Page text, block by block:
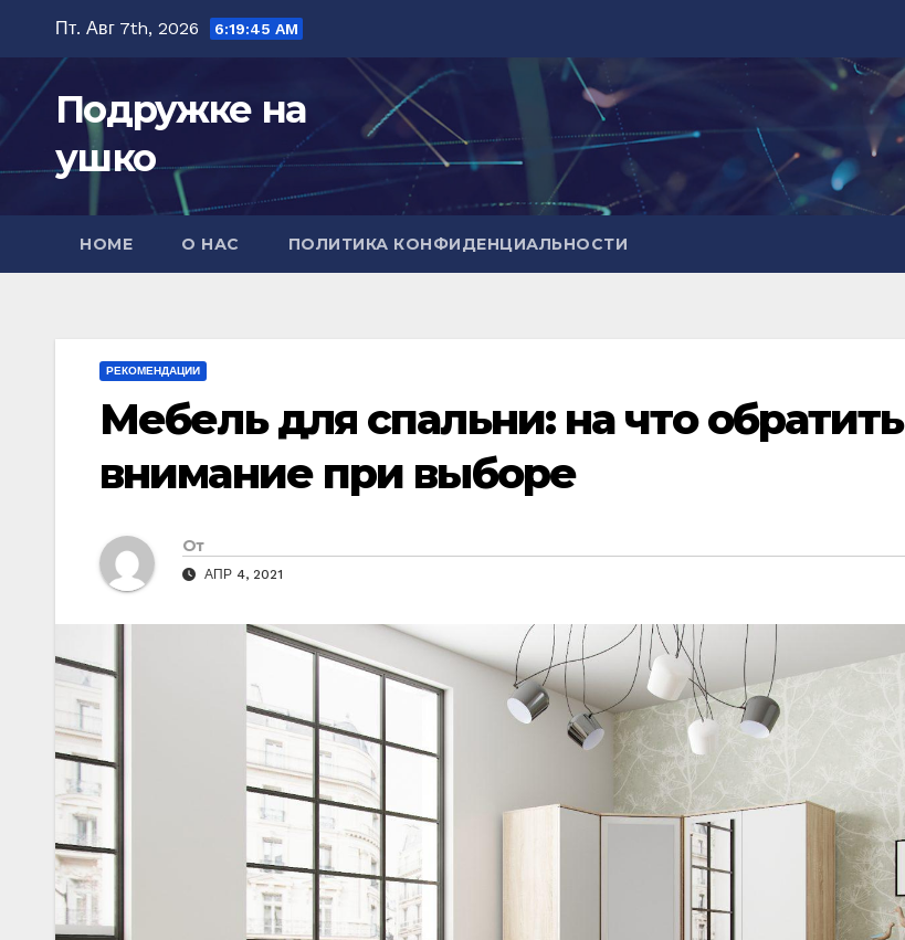
содержимому
Пт. Авг 7th, 2026 6:19:46 AM
Подружке на
ушко
HOME О НАС ПОЛИТИКА КОНФИДЕНЦИАЛЬНОСТИ
РЕКОМЕНДАЦИИ
Мебель для спальни: на что обратить
внимание при выборе
От
АПР 4, 2021